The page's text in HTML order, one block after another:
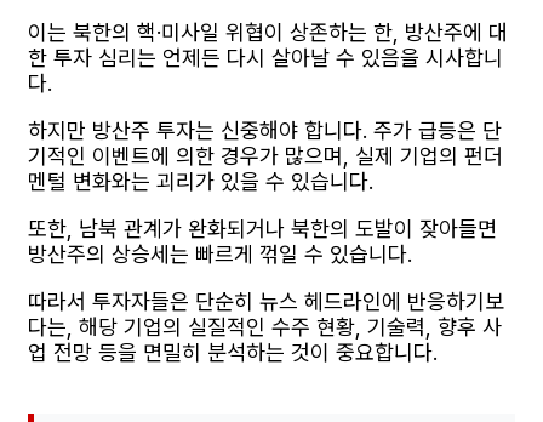
이는 북한의 핵·미사일 위협이 상존하는 한, 방산주에 대
한 투자 심리는 언제든 다시 살아날 수 있음을 시사합니
다.
하지만 방산주 투자는 신중해야 합니다. 주가 급등은 단
기적인 이벤트에 의한 경우가 많으며, 실제 기업의 펀더
멘털 변화와는 괴리가 있을 수 있습니다.
또한, 남북 관계가 완화되거나 북한의 도발이 잦아들면
방산주의 상승세는 빠르게 꺾일 수 있습니다.
따라서 투자자들은 단순히 뉴스 헤드라인에 반응하기보
다는, 해당 기업의 실질적인 수주 현황, 기술력, 향후 사
업 전망 등을 면밀히 분석하는 것이 중요합니다.